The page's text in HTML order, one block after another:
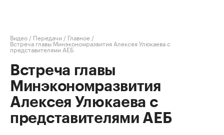
Видео / Передачи / Главное /
Встреча главы Минэкономразвития Алексея Улюкаева с
представителями АЕБ
Встреча главы
Минэкономразвития
Алексея Улюкаева с
представителями АЕБ